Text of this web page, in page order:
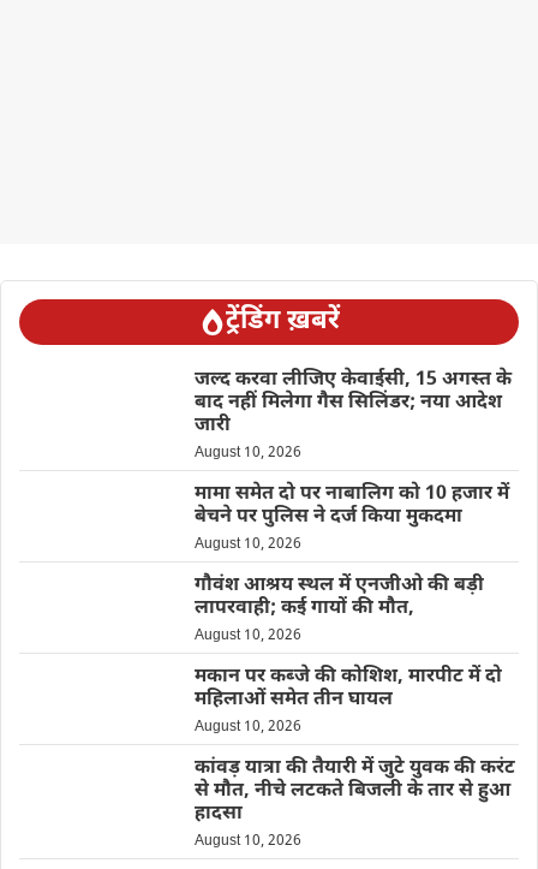
ट्रेंडिंग ख़बरें
जल्द करवा लीजिए केवाईसी, 15 अगस्त के
बाद नहीं मिलेगा गैस सिलिंडर; नया आदेश
जारी
August 10, 2026
मामा समेत दो पर नाबालिग को 10 हजार में
बेचने पर पुलिस ने दर्ज किया मुकदमा
August 10, 2026
गौवंश आश्रय स्थल में एनजीओ की बड़ी
लापरवाही; कई गायों की मौत,
August 10, 2026
मकान पर कब्जे की कोशिश, मारपीट में दो
महिलाओं समेत तीन घायल
August 10, 2026
कांवड़ यात्रा की तैयारी में जुटे युवक की करंट
से मौत, नीचे लटकते बिजली के तार से हुआ
हादसा
August 10, 2026